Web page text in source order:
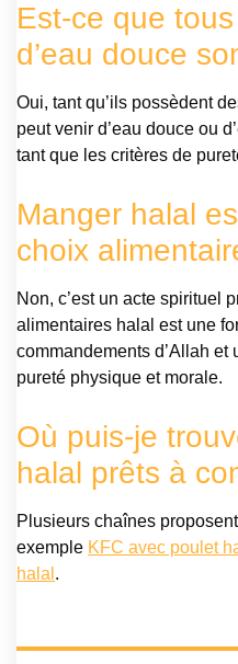
Est-ce que
d’eau douce
Oui, tant qu’ils possèdent
peut venir d’eau douce ou
tant que les critères de
Manger halal
choix
Non, c’est un acte spirituel
alimentaires halal est une
commandements d’Allah et
pureté physique et morale.
Où puis-je
halal prêts à
Plusieurs chaînes
exemple KFC avec poulet
halal .